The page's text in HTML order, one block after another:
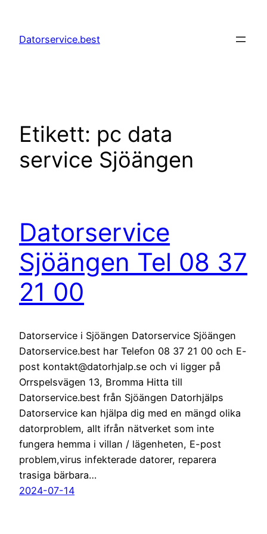
innehåll
Datorservice.best
Etikett: pc data
service Sjöängen
Datorservice
Sjöängen Tel 08 37
21 00
Datorservice i Sjöängen Datorservice Sjöängen
Datorservice.best har Telefon 08 37 21 00 och E-
post kontakt@datorhjalp.se och vi ligger på
Orrspelsvägen 13, Bromma Hitta till
Datorservice.best från Sjöängen Datorhjälps
Datorservice kan hjälpa dig med en mängd olika
datorproblem, allt ifrån nätverket som inte
fungera hemma i villan / lägenheten, E-post
problem,virus infekterade datorer, reparera
trasiga bärbara…
2024-07-14